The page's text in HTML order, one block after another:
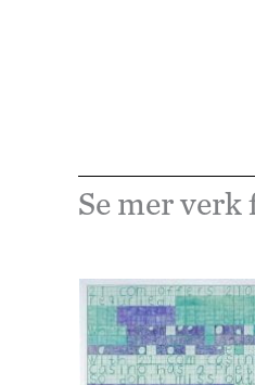
Se mer verk